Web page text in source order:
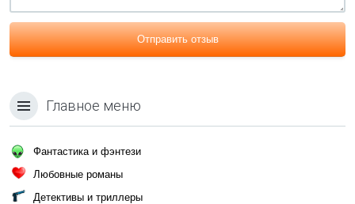
Отправить отзыв
Главное меню
Фантастика и фэнтези
Любовные романы
Детективы и триллеры